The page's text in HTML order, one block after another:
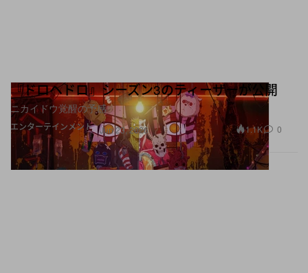
エンターテインメント
『ドロヘドロ』シーズン3のティーザーが公開
ニカイドウ覚醒の予感
Jun 23, 2026 1.1K 0